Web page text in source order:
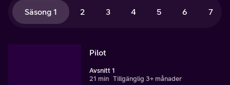
Säsong 1 2 3 4 5 6 7
Pilot
Avsnitt 1
21 min Tillgänglig 3+ månader